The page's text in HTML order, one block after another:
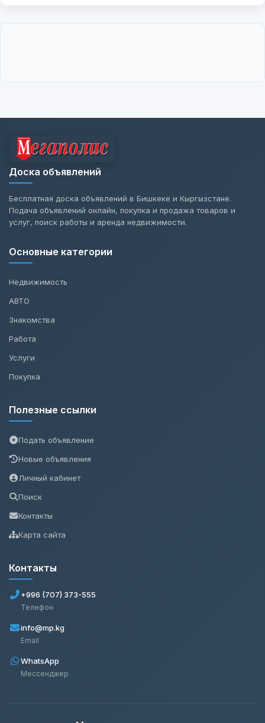
Доска объявлений
Бесплатная доска объявлений в Бишкеке и Кыргызстане.
Подача объявлений онлайн, покупка и продажа товаров и
услуг, поиск работы и аренда недвижимости.
Основные категории
Недвижимость
АВТО
Знакомства
Работа
Услуги
Покупка
Полезные ссылки
Подать объявление
Новые объявления
Личный кабинет
Поиск
Контакты
Карта сайта
Контакты
+996 (707) 373-555
Телефон
info@mp.kg
Email
WhatsApp
Мессенджер